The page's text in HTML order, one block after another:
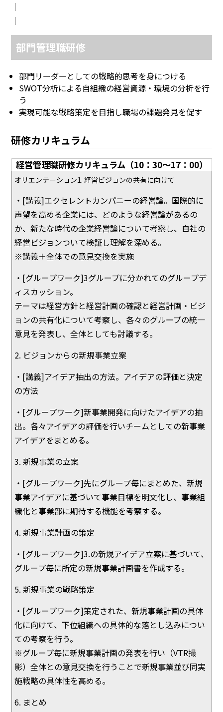
｜
｜
部門管理職研修
部門リーダーとしての戦略的思考を身につける
SWOT分析による自組織の経営資源・環境の分析を行
う
実現可能な戦略策定を目指し職場の課題発見を促す
研修カリキュラム
経営管理職研修カリキュラム（10：30～17：00）
オリエンテーション1. 経営ビジョンの共有に向けて
・[講義]エクセレントカンパニーの経営論。国際的に
声望を高める企業には、どのような経営論があるの
か、新たな時代の企業経営論について考察し、自社の
経営ビジョンついて検証し理解を深める。
※講義＋全体での意見交換を実施
・[グループワーク]3グループに分かれてのグループデ
ィスカッション。
テーマは経営方針と経営計画の確認と経営計画・ビジ
ョンの共有化について考察し、各々のグループの統一
意見を発表し、全体としても討議する。
2. ビジョンからの新規事業立案
・[講義]アイデア抽出の方法。アイデアの評価と決定
の方法
・[グループワーク]新事業開発に向けたアイデアの抽
出。各々アイデアの評価を行いチームとしての新事業
アイデアをまとめる。
3. 新規事業の立案
・[グループワーク]先にグループ毎にまとめた、新規
事業アイデアに基づいて事業目標を明文化し、事業組
織化と事業部に期待する機能を考察する。
4. 新規事業計画の策定
・[グループワーク]3.の新規アイデア立案に基づいて、
グループ毎に所定の新規事業計画書を作成する。
5. 新規事業の戦略策定
・[グループワーク]策定された、新規事業計画の具体
化に向けて、下位組織への具体的な落とし込みについ
ての考察を行う。
※グループ毎に新規事業計画の発表を行い（VTR撮
影）全体との意見交換を行うことで新規事業並び同実
施戦略の具体性を高める。
6. まとめ